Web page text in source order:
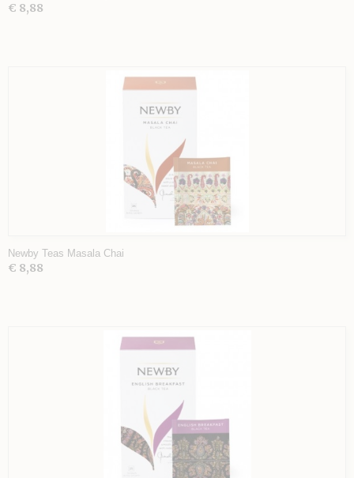
€ 8,88
Newby Teas Masala Chai
€ 8,88